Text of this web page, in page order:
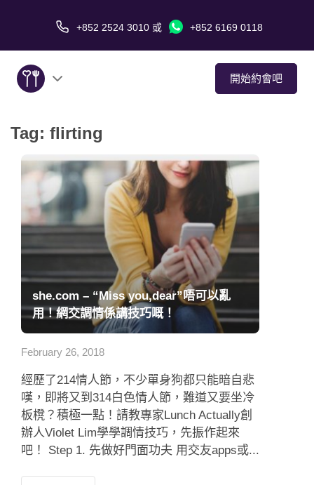
+852 2524 3010 或 +852 6169 0118
開始約會吧
關於我們
愛情故事
約會技巧
應用程式
聯絡我們
Tag: flirting
she.com – “Miss you,dear”唔可以亂
用！網交調情係講技巧嘅！
February 26, 2018
經歷了214情人節，不少單身狗都只能暗自悲
嘆，即將又到314白色情人節，難道又要坐冷
板櫈？積極一點！請教專家Lunch Actually創
辦人Violet Lim學學調情技巧，先振作起來
吧！ Step 1. 先做好門面功夫 用交友apps或...